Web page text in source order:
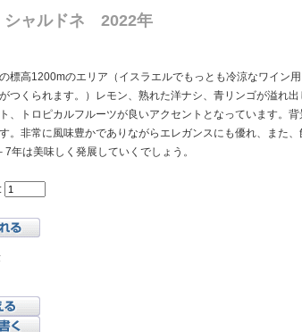
ャルドネ 2022年
標高1200mのエリア（イスラエルでもっとも冷涼なワイン
つくられます。）レモン、熟れた洋ナシ、青リンゴが溢れ
、トロピカルフルーツが良いアクセントとなっています。
。非常に風味豊かでありながらエレガンスにも優れ、また
7年は美味しく発展していくでしょう。